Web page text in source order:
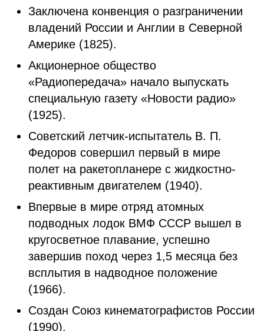
Заключена конвенция о разграничении
владений России и Англии в Северной
Америке (1825).
Акционерное общество
«Радиопередача» начало выпускать
специальную газету «Новости радио»
(1925).
Советский летчик-испытатель В. П.
Федоров совершил первый в мире
полет на ракетопланере с жидкостно-
реактивным двигателем (1940).
Впервые в мире отряд атомных
подводных лодок ВМФ СССР вышел в
кругосветное плавание, успешно
завершив поход через 1,5 месяца без
всплытия в надводное положение
(1966).
Создан Союз кинематографистов России
(1990).